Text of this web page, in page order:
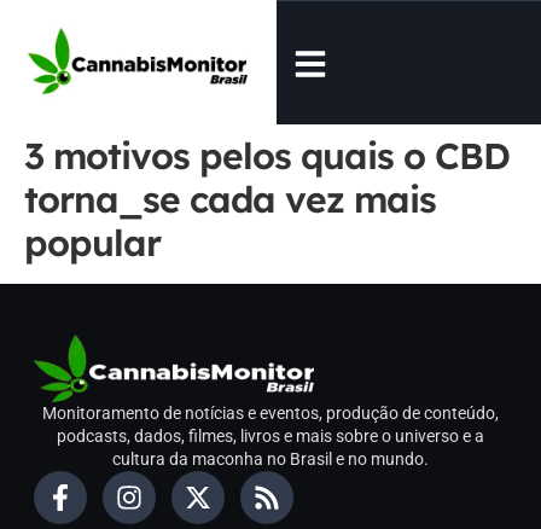
3 motivos pelos quais o CBD
torna_se cada vez mais
popular
Monitoramento de notícias e eventos, produção de conteúdo,
podcasts, dados, filmes, livros e mais sobre o universo e a
cultura da maconha no Brasil e no mundo.